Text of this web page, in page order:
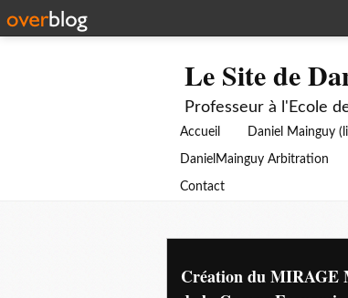
Le Site de
Professeur à l'Ecole
Accueil Daniel Mainguy
DanielMainguy Arbitration
Contact
Création du MIRAGE